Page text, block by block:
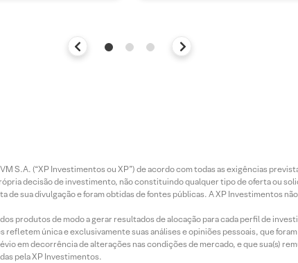
S.A. (“XP Investimentos ou XP”) de acordo com todas as exigências
decisão de investimento, não constituindo qualquer tipo de oferta ou
sua divulgação e foram obtidas de fontes públicas. A XP Investimentos
produtos de modo a gerar resultados de alocação para cada perfil de
refletem única e exclusivamente suas análises e opiniões pessoais, que
em decorrência de alterações nas condições de mercado, e que sua(s)
pela XP Investimentos.